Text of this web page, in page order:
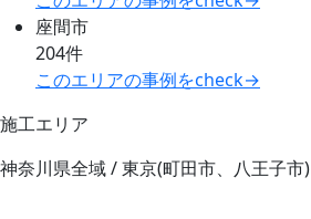
座間市
204件
このエリアの事例をcheck→
施工エリア
神奈川県全域 / 東京(町田市、八王子市)